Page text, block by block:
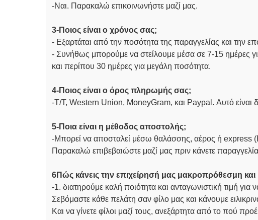
-Ναι. Παρακαλώ επικοινωνήστε μαζί μας.
3-Ποιος είναι ο χρόνος σας;
- Εξαρτάται από την ποσότητα της παραγγελίας και την
- Συνήθως μπορούμε να στείλουμε μέσα σε 7-15 ημέρες
και περίπου 30 ημέρες για μεγάλη ποσότητα.
4-Ποιος είναι ο όρος πληρωμής σας;
-T/T, Western Union, MoneyGram, και Paypal. Αυτό είναι
5-Ποια είναι η μέθοδος αποστολής;
-Μπορεί να αποσταλεί μέσω θαλάσσης, αέρος ή express
Παρακαλώ επιβεβαιώστε μαζί μας πριν κάνετε
6Πώς κάνεις την επιχείρησή μας μακροπρόθεσμη
-1. διατηρούμε καλή ποιότητα και ανταγωνιστική τιμή
Σεβόμαστε κάθε πελάτη σαν φίλο μας και κάνουμε
Και να γίνετε φίλοι μαζί τους, ανεξάρτητα από το πού